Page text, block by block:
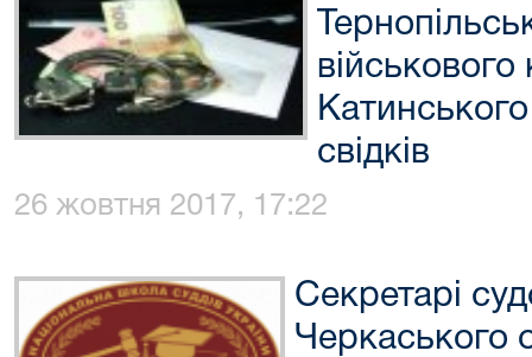
свідків
26 жовтня 2017, 17:22
Секретарі
Черкаського